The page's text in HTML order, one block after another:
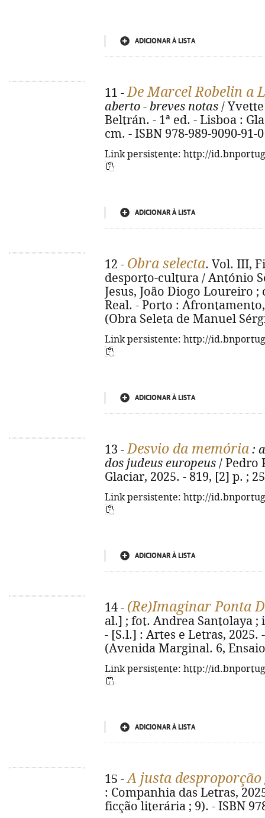
ADICIONAR À LISTA
11 -De Marcel Robelin a
aberto - breves notas /
Beltrán. - 1ª ed. - Lisboa :
cm. - ISBN 978-989-9090-91-0
Link persistente: http://
ADICIONAR À LISTA
12 - Obra selecta. Vol. III,
desporto-cultura / António
Jesus, João Diogo Loureiro
Real. - Porto :
(Obra Seleta de Manuel
Link persistente: http://
ADICIONAR À LISTA
13 -Desvio da memória :
dos judeus europeus / Pedro
Glaciar, 2025. - 819, [2] p. ;
Link persistente: http://
ADICIONAR À LISTA
14 - (Re)Imaginar Ponta
al.] ; fot. Andrea Santolaya
- [S.l.] : Artes e Letras, 2025.
(Avenida Marginal. 6,
Link persistente: http://
ADICIONAR À LISTA
15 -A justa desproporção
: Companhia das Letras,
ficção literária ; 9). - ISBN